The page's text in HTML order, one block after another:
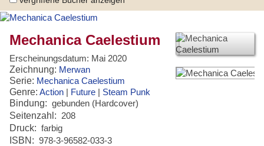
Mechanica Caelestium
Erscheinungsdatum: Mai 2020
Zeichnung: Merwan
Serie: Mechanica Caelestium
Genre: Action | Future | Steam Punk
Bindung: gebunden (Hardcover)
Seitenzahl: 208
Druck: farbig
ISBN: 978-3-96582-033-3